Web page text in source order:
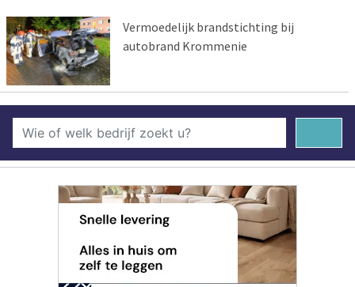
Vermoedelijk brandstichting bij
autobrand Krommenie